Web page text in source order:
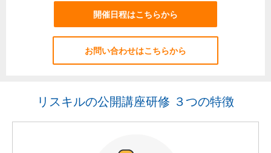
開催日程はこちらから
お問い合わせはこちらから
リスキルの公開講座研修 ３つの特徴